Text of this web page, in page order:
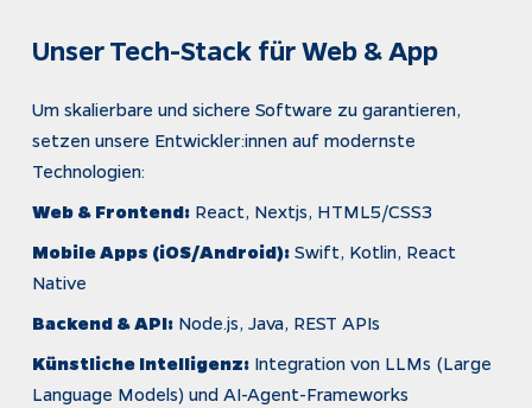
Unser Tech-Stack für Web & App
Um skalierbare und sichere Software zu garantieren,
setzen unsere Entwickler:innen auf modernste
Technologien:
Web & Frontend: React, Nextjs, HTML5/CSS3
Mobile Apps (iOS/Android): Swift, Kotlin, React
Native
Backend & API: Node.js, Java, REST APIs
Künstliche Intelligenz: Integration von LLMs (Large
Language Models) und AI-Agent-Frameworks